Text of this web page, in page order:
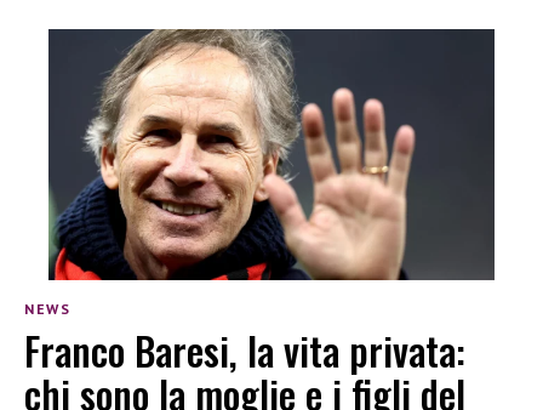
NEWS
Franco Baresi, la vita privata:
chi sono la moglie e i figli del